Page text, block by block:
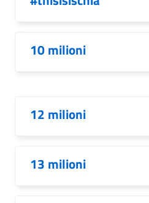
10 milioni
12 milioni
13 milioni